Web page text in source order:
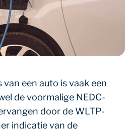
een auto is vaak een
de voormalige NEDC-
door de WLTP-
indicatie van de